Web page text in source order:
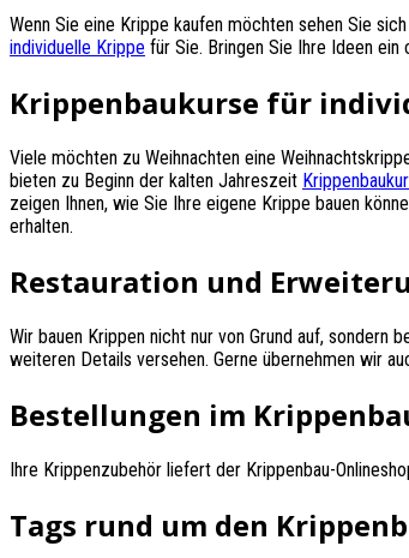
Wenn Sie eine Krippe kaufen möchten sehen Sie
individuelle Krippe für Sie. Bringen Sie Ihre Ideen
Krippenbaukurse für
Viele möchten zu Weihnachten eine
bieten zu Beginn der kalten Jahreszeit
zeigen Ihnen, wie Sie Ihre eigene Krippe bauen
erhalten.
Restauration und
Wir bauen Krippen nicht nur von Grund auf,
weiteren Details versehen. Gerne übernehmen wir
Bestellungen im
Ihre Krippenzubehör liefert der Krippenbau-
Tags rund um den